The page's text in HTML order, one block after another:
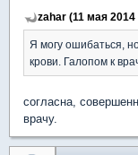
zahar (11 мая
Я могу ошибаться,
крови. Галопом к
согласна,
врачу.